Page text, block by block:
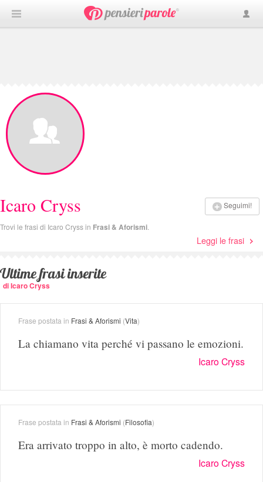
Seguimi!
Icaro Cryss
Trovi le frasi di Icaro Cryss in Frasi & Aforismi
Leggi le frasi
Ultime frasi inserite
di Icaro Cryss
Frase postata in Frasi & Aforismi (Vita)
La chiamano vita perché vi passano le emozioni.
Icaro Cryss
Frase postata in Frasi & Aforismi (Filosofia)
Era arrivato troppo in alto, è morto cadendo.
Icaro Cryss